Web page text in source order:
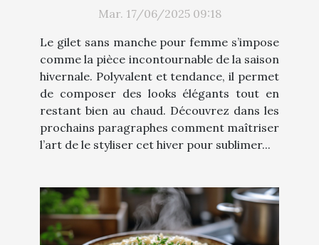
Mar. 17/06/2025 09:18
Le gilet sans manche pour femme s’impose
comme la pièce incontournable de la saison
hivernale. Polyvalent et tendance, il permet
de composer des looks élégants tout en
restant bien au chaud. Découvrez dans les
prochains paragraphes comment maîtriser
l’art de le styliser cet hiver pour sublimer...